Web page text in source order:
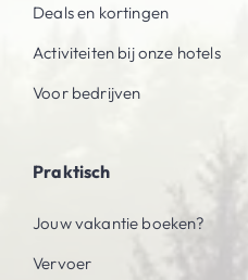
Deals en kortingen
Activiteiten bij onze hotels
Voor bedrijven
Praktisch
Jouw vakantie boeken?
Vervoer